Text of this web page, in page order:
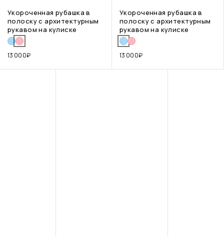
Укороченная рубашка в
полоску с архитектурным
рукавом на кулиске
13 000₽
Укороченная рубашка в
полоску с архитектурным
рукавом на кулиске
13 000₽